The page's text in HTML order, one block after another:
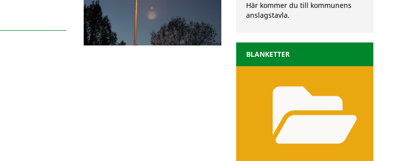
Här kommer du till kommunens
anslagstavla.
BLANKETTER